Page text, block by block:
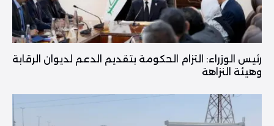
رئيس الوزراء: التزام الحكومة بتقديم الدعم لديوان الرقابة
وهيئة النزاهة